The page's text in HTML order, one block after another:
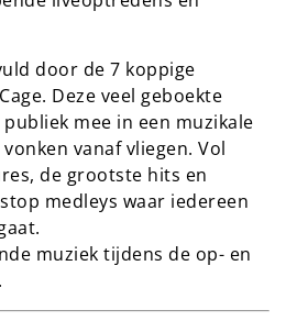
door de 7 koppige
Deze veel geboekte
mee in een muzikale
vanaf vliegen. Vol
de grootste hits en
medleys waar iedereen
muziek tijdens de op- en